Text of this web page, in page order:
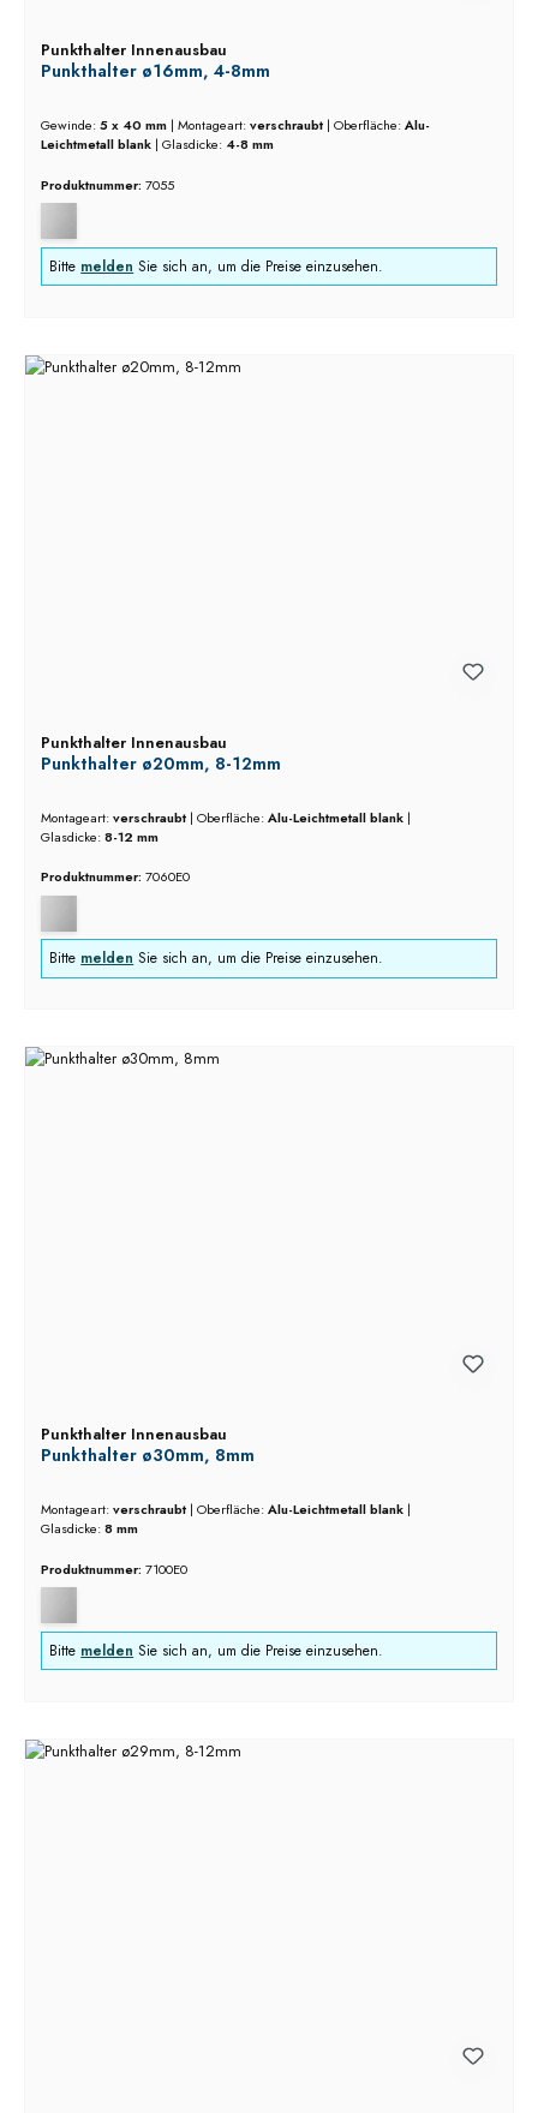
Punkthalter Innenausbau
Punkthalter ø16mm, 4-8mm
Gewinde:5 x 40 mm | Montageart:verschraubt | Oberfläche:Alu-
Leichtmetall blank | Glasdicke: 4-8 mm
Produktnummer: 7055
Bitte melden Sie sich an, um die Preise einzusehen.
Punkthalter Innenausbau
Punkthalter ø20mm, 8-12mm
Montageart:verschraubt | Oberfläche:Alu-Leichtmetall blank |
Glasdicke:8-12 mm
Produktnummer: 7060E0
Bitte melden Sie sich an, um die Preise einzusehen.
Punkthalter Innenausbau
Punkthalter ø30mm, 8mm
Montageart:verschraubt | Oberfläche:Alu-Leichtmetall blank |
Glasdicke:8 mm
Produktnummer: 7100E0
Bitte melden Sie sich an, um die Preise einzusehen.